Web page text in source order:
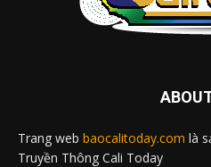
Trang web baocalitoday.com là
Truyền Thông Cali Today